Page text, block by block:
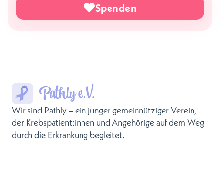
Spenden
Wir sind Pathly – ein junger gemeinnütziger Verein,
der Krebspatient:innen und Angehörige auf dem Weg
durch die Erkrankung begleitet.